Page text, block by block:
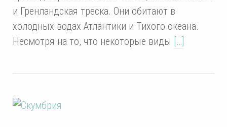
и Гренландская треска. Они обитают в
холодных водах Атлантики и Тихого океана.
Несмотря на то, что некоторые виды […]